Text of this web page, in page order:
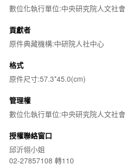
數位化執行單位:中央研究院人文社
貢獻者
原件典藏機構:中研院人社中心
格式
原件尺寸:57.3*45.0(cm)
管理權
數位化執行單位:中央研究院人文社
授權聯絡窗口
邱沂翎小姐
02-27857108 轉110